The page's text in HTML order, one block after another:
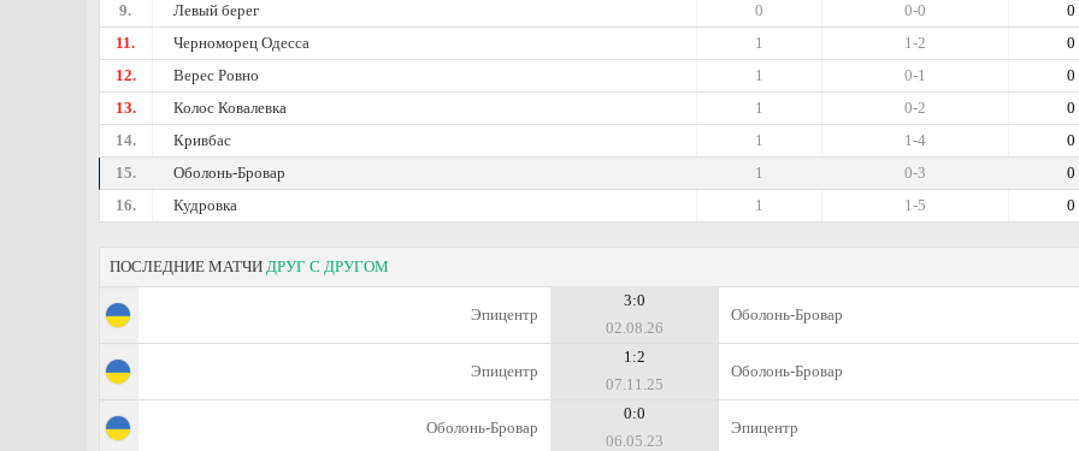
9.
Левый берег 0
0-0
0
11.
Черноморец Одесса 0
1-2
1
12.
Верес Ровно 0
0-1
1
13.
Колос Ковалевка 0
0-2
1
14.
Кривбас 0
1-4
1
15.
Оболонь-Бровар 0
0-3
1
16.
Кудровка 0
1-5
1
ПОСЛЕДНИЕ МАТЧИ ДРУГ С ДРУГОМ
Эпицентр
3:0
02.08.26
Оболонь-Бровар
Эпицентр
1:2
07.11.25
Оболонь-Бровар
Оболонь-Бровар
0:0
06.05.23
Эпицентр